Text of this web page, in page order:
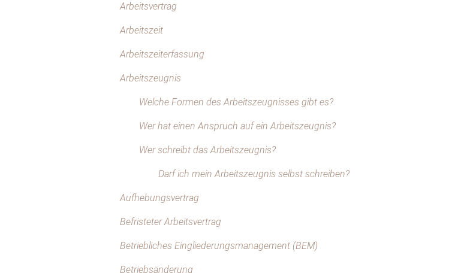
Arbeitsvertrag
Arbeitszeit
Arbeitszeiterfassung
Arbeitszeugnis
Welche Formen des Arbeitszeugnisses gibt es?
Wer hat einen Anspruch auf ein Arbeitszeugnis?
Wer schreibt das Arbeitszeugnis?
Darf ich mein Arbeitszeugnis selbst schreiben?
Aufhebungsvertrag
Befristeter Arbeitsvertrag
Betriebliches Eingliederungsmanagement (BEM)
Betriebsänderung